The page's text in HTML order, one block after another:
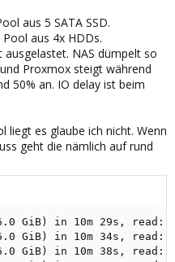
aus 5 SATA SSD.
aus 4x HDDs.
ausgelastet. NAS dümpelt so
Proxmox steigt während
50% an. IO delay ist beim
liegt es glaube ich nicht. Wenn
geht die nämlich auf rund
GiB) in 10m 29s,
GiB) in 10m 34s,
GiB) in 10m 38s,